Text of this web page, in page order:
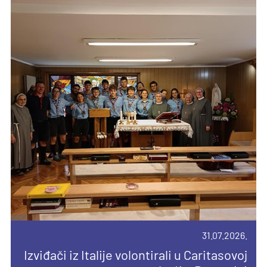
31.07.2026.
Izviđači iz Italije volontirali u Caritasovoj
Devetnica uoči Velike Gospe u Vukovini
Pročitajte još
14.04.2026.
Priopćenje za javnost